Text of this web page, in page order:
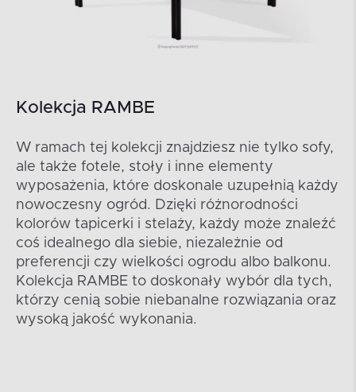
Kolekcja RAMBE
W ramach tej kolekcji znajdziesz nie tylko sofy,
ale także fotele, stoły i inne elementy
wyposażenia, które doskonale uzupełnią każdy
nowoczesny ogród. Dzięki różnorodności
kolorów tapicerki i stelaży, każdy może znaleźć
coś idealnego dla siebie, niezależnie od
preferencji czy wielkości ogrodu albo balkonu.
Kolekcja RAMBE to doskonały wybór dla tych,
którzy cenią sobie niebanalne rozwiązania oraz
wysoką jakość wykonania.